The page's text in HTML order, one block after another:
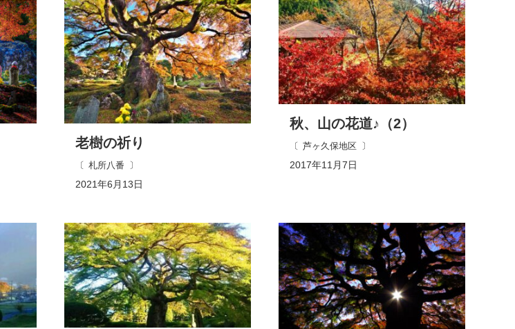
2021年6月13日
札所八番
老樹の祈り
2017年11月7日
芦ヶ久保地区
秋、山の花道♪（2）